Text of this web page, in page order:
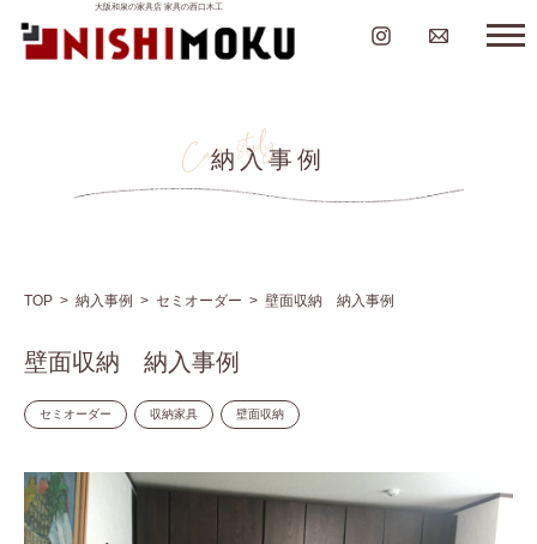
大阪和泉の家具店 家具の西口木工
納入事例
TOP 納入事例 セミオーダー 壁面収納 納入事例
壁面収納 納入事例
セミオーダー 収納家具 壁面収納